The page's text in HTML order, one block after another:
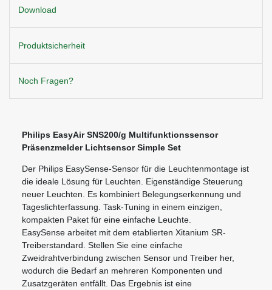
Download
Produktsicherheit
Noch Fragen?
Philips EasyAir SNS200/g Multifunktionssensor
Präsenzmelder Lichtsensor Simple Set
Der Philips EasySense-Sensor für die Leuchtenmontage ist
die ideale Lösung für Leuchten. Eigenständige Steuerung
neuer Leuchten. Es kombiniert Belegungserkennung und
Tageslichterfassung. Task-Tuning in einem einzigen,
kompakten Paket für eine einfache Leuchte.
EasySense arbeitet mit dem etablierten Xitanium SR-
Treiberstandard. Stellen Sie eine einfache
Zweidrahtverbindung zwischen Sensor und Treiber her,
wodurch die Bedarf an mehreren Komponenten und
Zusatzgeräten entfällt. Das Ergebnis ist eine